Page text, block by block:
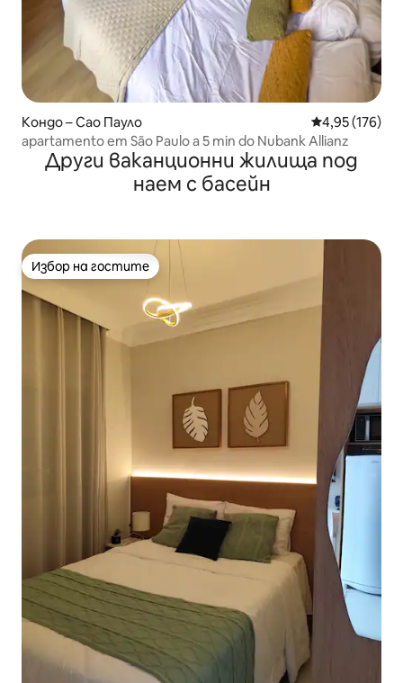
Кондо – Сао Пауло Средна
4,95 (176)
apartamento em São Paulo a 5 min do Nubank Allianz
Други ваканционни жилища под
наем с басейн
Избор на гостите
Избор на гостите